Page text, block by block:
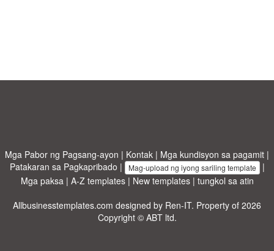
Mga Pabor ng Pagsang-ayon | Kontak | Mga kundisyon sa pagamit |
Patakaran sa Pagkapribado | Mag-upload ng iyong sariling template
|
Mga paksa| A-Z templates| New templates| tungkol sa atin
Allbusinesstemplates.com designed by Ren-IT. Property of 2026
Copyright © ABT ltd.